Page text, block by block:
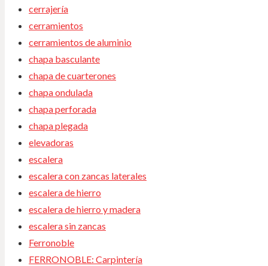
cerrajería
cerramientos
cerramientos de aluminio
chapa basculante
chapa de cuarterones
chapa ondulada
chapa perforada
chapa plegada
elevadoras
escalera
escalera con zancas laterales
escalera de hierro
escalera de hierro y madera
escalera sin zancas
Ferronoble
FERRONOBLE: Carpintería